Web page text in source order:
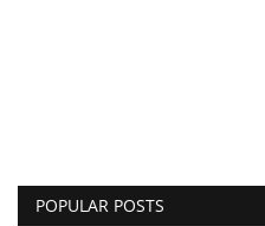
POPULAR POSTS